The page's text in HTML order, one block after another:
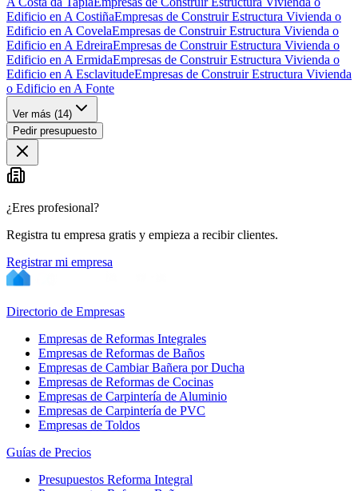
Edificio en A CostiñaEmpresas de Construir Estructura Vivienda o
Edificio en A CovelaEmpresas de Construir Estructura Vivienda o
Edificio en A EdreiraEmpresas de Construir Estructura Vivienda o
Edificio en A ErmidaEmpresas de Construir Estructura Vivienda o
Edificio en A EsclavitudeEmpresas de Construir Estructura Vivienda
o Edificio en A Fonte
Ver más (14)
Pedir presupuesto
¿Eres profesional?
Registra tu empresa gratis y empieza a recibir clientes.
Registrar mi empresa
Directorio de Empresas
Empresas de Reformas Integrales
Empresas de Reformas de Baños
Empresas de Cambiar Bañera por Ducha
Empresas de Reformas de Cocinas
Empresas de Carpintería de Aluminio
Empresas de Carpintería de PVC
Empresas de Toldos
Guías de Precios
Presupuestos Reforma Integral